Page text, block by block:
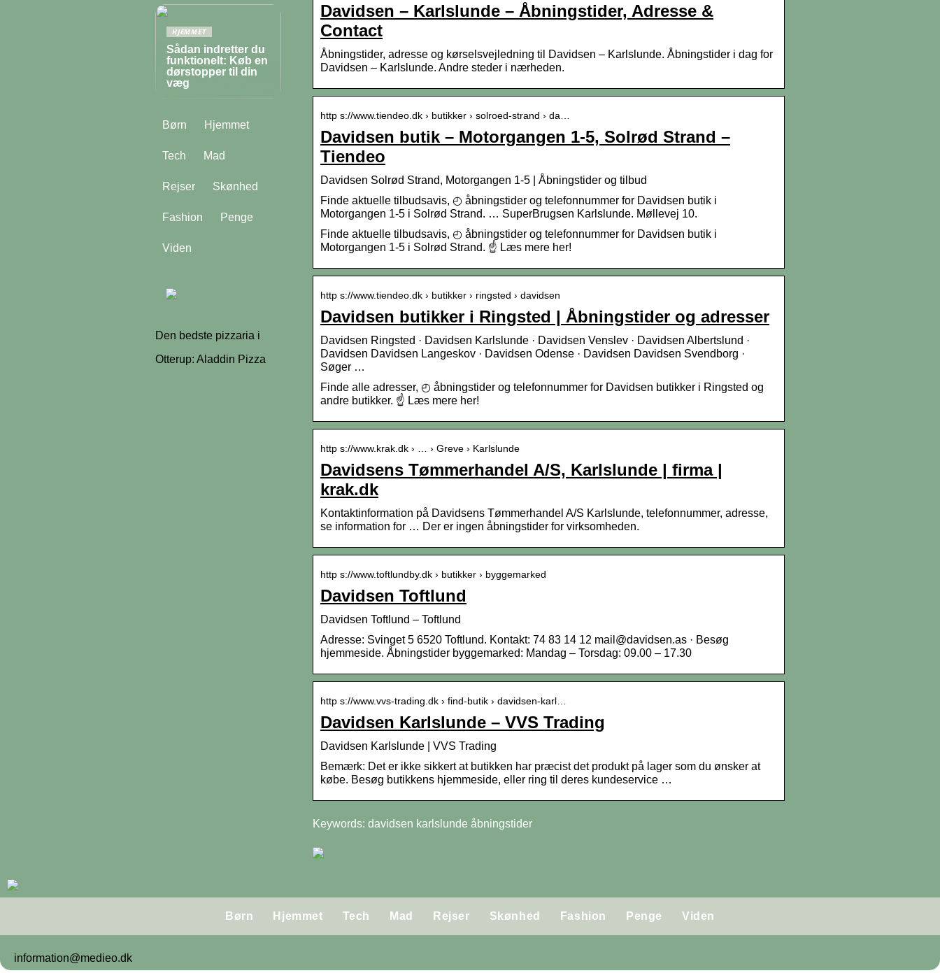
Davidsen – Karlslunde – Åbningstider, Adresse &
Contact
Åbningstider, adresse og kørselsvejledning til Davidsen – Karlslunde. Åbningstider i dag for
Davidsen – Karlslunde. Andre steder i nærheden.
http s://www.tiendeo.dk › butikker › solroed-strand › da…
Davidsen butik – Motorgangen 1-5, Solrød Strand –
Tiendeo
Davidsen Solrød Strand, Motorgangen 1-5 | Åbningstider og tilbud
Finde aktuelle tilbudsavis, ◴ åbningstider og telefonnummer for Davidsen butik i
Motorgangen 1-5 i Solrød Strand. … SuperBrugsen Karlslunde. Møllevej 10.
Finde aktuelle tilbudsavis, ◴ åbningstider og telefonnummer for Davidsen butik i
Motorgangen 1-5 i Solrød Strand. ☝ Læs mere her!
http s://www.tiendeo.dk › butikker › ringsted › davidsen
Davidsen butikker i Ringsted | Åbningstider og adresser
Davidsen Ringsted · Davidsen Karlslunde · Davidsen Venslev · Davidsen Albertslund ·
Davidsen Davidsen Langeskov · Davidsen Odense · Davidsen Davidsen Svendborg ·
Søger …
Finde alle adresser, ◴ åbningstider og telefonnummer for Davidsen butikker i Ringsted og
andre butikker. ☝ Læs mere her!
http s://www.krak.dk › … › Greve › Karlslunde
Davidsens Tømmerhandel A/S, Karlslunde | firma |
krak.dk
Kontaktinformation på Davidsens Tømmerhandel A/S Karlslunde, telefonnummer, adresse,
se information for … Der er ingen åbningstider for virksomheden.
http s://www.toftlundby.dk › butikker › byggemarked
Davidsen Toftlund
Davidsen Toftlund – Toftlund
Adresse: Svinget 5 6520 Toftlund. Kontakt: 74 83 14 12 mail@davidsen.as · Besøg
hjemmeside. Åbningstider byggemarked: Mandag – Torsdag: 09.00 – 17.30
http s://www.vvs-trading.dk › find-butik › davidsen-karl…
Davidsen Karlslunde – VVS Trading
Davidsen Karlslunde | VVS Trading
Bemærk: Det er ikke sikkert at butikken har præcist det produkt på lager som du ønsker at
købe. Besøg butikkens hjemmeside, eller ring til deres kundeservice …
Keywords: davidsen karlslunde åbningstider
HJEMMET
Sådan indretter du
funktionelt: Køb en
dørstopper til din
væg
Børn Hjemmet
Tech Mad
Rejser Skønhed
Fashion Penge
Viden
Den bedste pizzaria i
Otterup: Aladdin Pizza
Børn Hjemmet Tech Mad Rejser Skønhed Fashion Penge Viden
information@medieo.dk